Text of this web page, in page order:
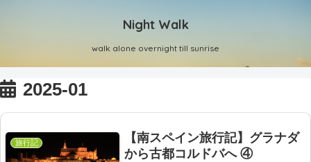
Night Walk
walk alone overnight till sunrise
2025-01
旅行記
【南スペイン旅行記】グラナダ
から古都コルドバへ ④